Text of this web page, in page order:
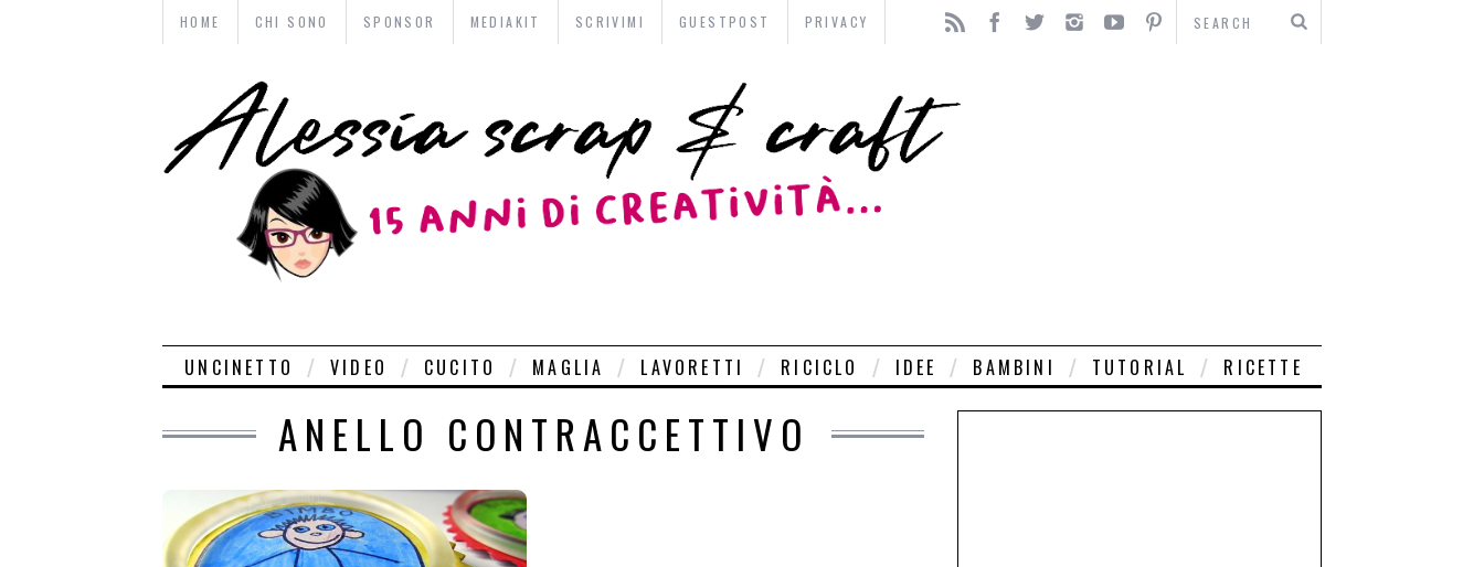
HOME CHI SONO SPONSOR MEDIAKIT SCRIVIMI GUESTPOST PRIVACY
UNCINETTO VIDEO CUCITO MAGLIA LAVORETTI RICICLO IDEE BAMBINI TUTORIAL RICETTE
ANELLO CONTRACCETTIVO